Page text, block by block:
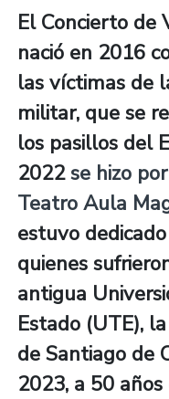
El Concierto de
nació en 2016
las víctimas de
militar, que se
los pasillos del
2022se hizo
Teatro Aula
estuvo
quienes
antigua
Estado (UTE),
de Santiago de
2023, a 50